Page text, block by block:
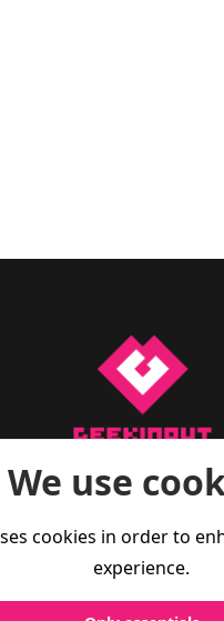
a par do que se
de opinião, e
Vive melhor, joga
We use
cookies in order to
experience.